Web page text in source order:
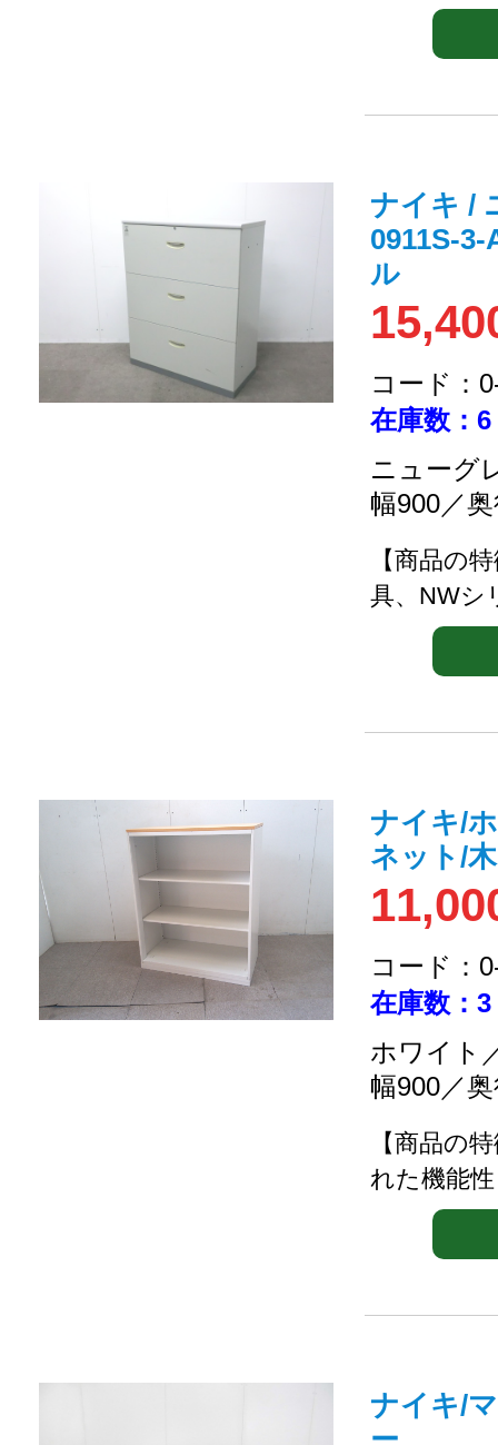
ナイキ /
0911S-
ル
コード：
在庫数：6
ニューグ
幅900／
【商品の
具、NWシ
ナイキ/
ネット/
コード：
在庫数：3
ホワイト
幅900／
【商品の
れた機能
ナイキ/